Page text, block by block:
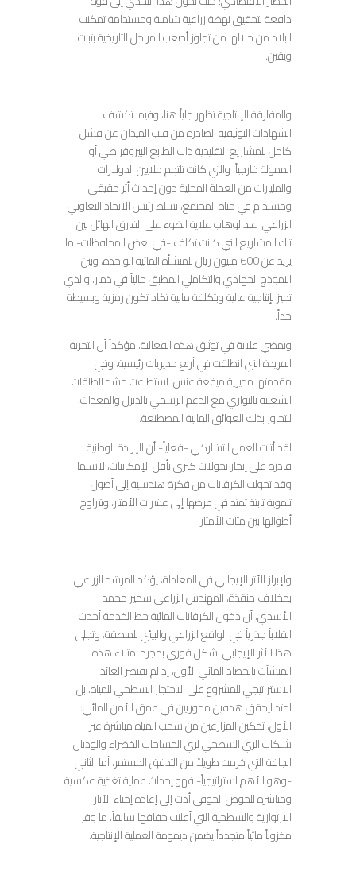
دافعة لتحقيق نهضة زراعية شاملة ومستدامة تمكنت
البلاد من خلالها من تجاوز أصعب المراحل التاريخية بثبات
ويقين.
والمفارقة الإنتاجية تظهر جلياً هنا، وفيما تكشف
الشهادات التوثيقية الصادرة من قلب الميدان عن فشل
كامل للمشاريع التقليدية ذات الطابع البيروقراطي أو
الممولة خارجياً، والتي كانت تلتهم ملايين الدولارات
والمليارات من العملة المحلية دون إحداث أثر حقيقي
ومستدام في حياة المجتمع، يسلط رئيس الاتحاد التعاوني
الزراعي، عبدالوهاب علاية الضوء على الفارق الهائل بين
تلك المشاريع التي كانت تكلف -في بعض المحافظات- ما
يزيد عن 600 مليون ريال للمنشأة المائية الواحدة، وبين
النموذج الجهادي والتكاملي المطبق حالياً في ذمار، والذي
تميز بإنتاجية عالية وبتكلفة مالية تكاد تكون رمزية وبسيطة
جداً.
ويمضي علاية في توثيق هذه الفعالية، مؤكداً أن التجربة
الفريدة التي انطلقت في أربع مديريات رئيسية، وفي
مقدمتها مديرية ميفعة عنس، استطاعت حشد الطاقات
الشعبية بالتوازي مع الدعم الرسمي بالديزل والمعدات،
لنتجاوز بذلك العوائق المالية المصطنعة.
لقد أثبت العمل التشاركي -فعلياً- أن الإرادة الوطنية
قادرة على إنجاز تحولات كبرى بأقل الإمكانيات، لاسيما
وقد تحولت الكرفانات من فكرة هندسية إلى أصول
تنموية ثابتة تمتد في عرضها إلى عشرات الأمتار، وتتراوح
أطوالها بين مئات الأمتار.
ولإبراز الأثر الإيجابي في المعادلة، يؤكد المرشد الزراعي
بمخلاف منقذة، المهندس الزراعي سمير محمد
الأسدي، أن دخول الكرفانات المائية خط الخدمة أحدث
انقلاباً جذرياً في الواقع الزراعي والبيئي للمنطقة، وتجلى
هذا الأثر الإيجابي بشكل فوري بمجرد امتلاء هذه
المنشآت بالحصاد المائي الأول، إذ لم يقتصر العائد
الاستراتيجي للمشروع على الاحتجاز السطحي للمياه، بل
امتد ليحقق هدفين محوريين في عمق الأمن المائي:
الأول، تمكين المزارعين من سحب المياه مباشرة عبر
شبكات الري السطحي لري المساحات الخضراء والوديان
الجافة التي حُرمت طويلاً من التدفق المستمر، أما الثاني
-وهو الأهم استراتيجياً- فهو إحداث عملية تغذية عكسية
ومباشرة للحوض الجوفي أدت إلى إعادة إحياء الآبار
الارتوازية والسطحية التي أعلنت جفافها سابقاً، ما وفر
مخزوناً مائياً متجدداً يضمن ديمومة العملية الإنتاجية.